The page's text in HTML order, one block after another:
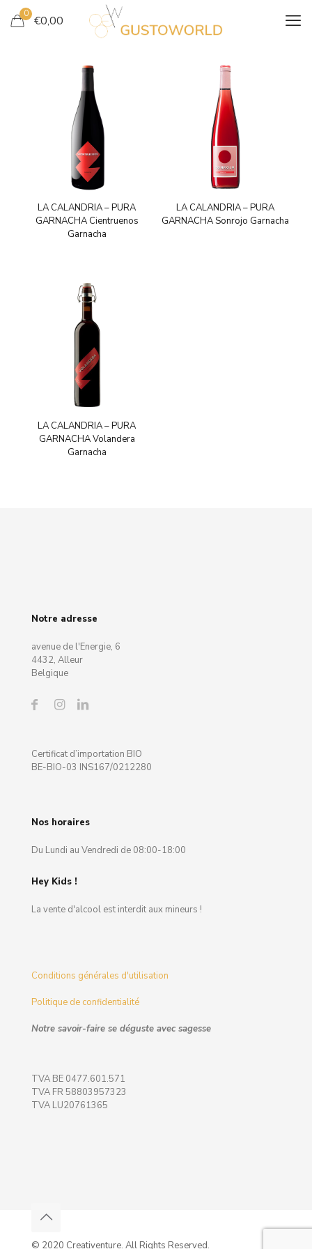
0 €0,00
LA CALANDRIA – PURA
GARNACHA Cientruenos
Garnacha
LA CALANDRIA – PURA
GARNACHA Sonrojo Garnacha
LA CALANDRIA – PURA
GARNACHA Volandera
Garnacha
Notre adresse
avenue de l'Energie, 6
4432, Alleur
Belgique
Certificat d’importation BIO
BE-BIO-03 INS167/0212280
Nos horaires
Du Lundi au Vendredi de 08:00-18:00
Hey Kids !
La vente d'alcool est interdit aux mineurs !
Conditions générales d'utilisation
Politique de confidentialité
Notre savoir-faire se déguste avec sagesse
TVA BE 0477.601.571
TVA FR 58803957323
TVA LU20761365
© 2020 Creativenture. All Rights Reserved.